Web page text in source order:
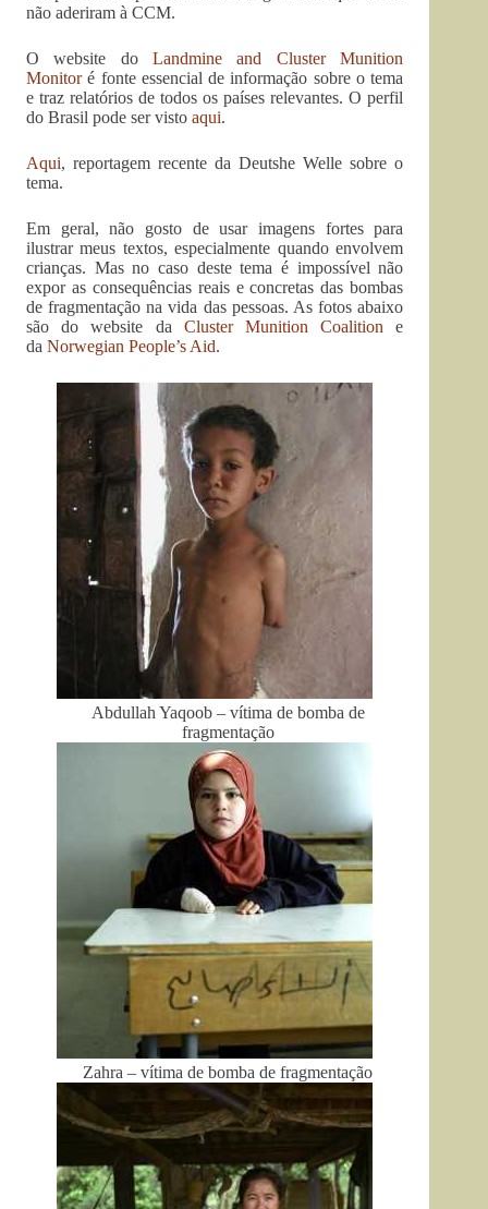
não aderiram à CCM.
O website doLandmine and Cluster Munition
Monitoré fonte essencial de informação sobre o tema
e traz relatórios de todos os países relevantes. O perfil
do Brasil pode ser visto aqui.
Aqui, reportagem recente da Deutshe Welle sobre o
tema.
Em geral, não gosto de usar imagens fortes para
ilustrar meus textos, especialmente quando envolvem
crianças. Mas no caso deste tema é impossível não
expor as consequências reais e concretas das bombas
de fragmentação na vida das pessoas. As fotos abaixo
são do website da Cluster Munition Coalition e
da Norwegian People’s Aid.
Abdullah Yaqoob – vítima de bomba de
fragmentação
Zahra – vítima de bomba de fragmentação